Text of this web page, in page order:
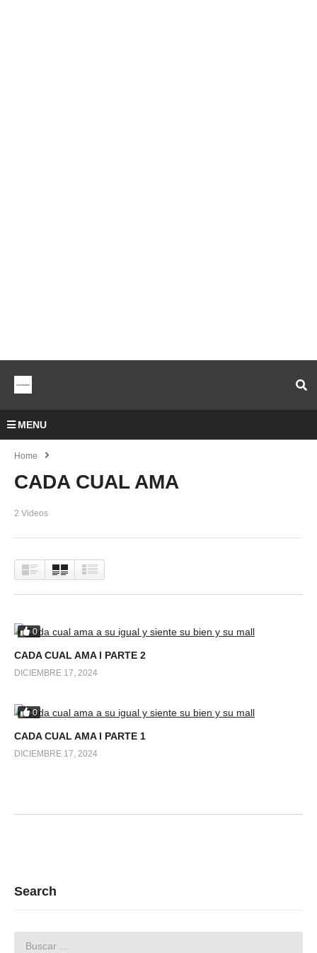
MENU
Home
CADA CUAL AMA
2 Videos
0
CADA CUAL AMA l PARTE 2
DICIEMBRE 17, 2024
0
CADA CUAL AMA l PARTE 1
DICIEMBRE 17, 2024
Search